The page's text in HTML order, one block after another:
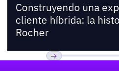
Construyendo una
cliente híbrida: la
Rocher